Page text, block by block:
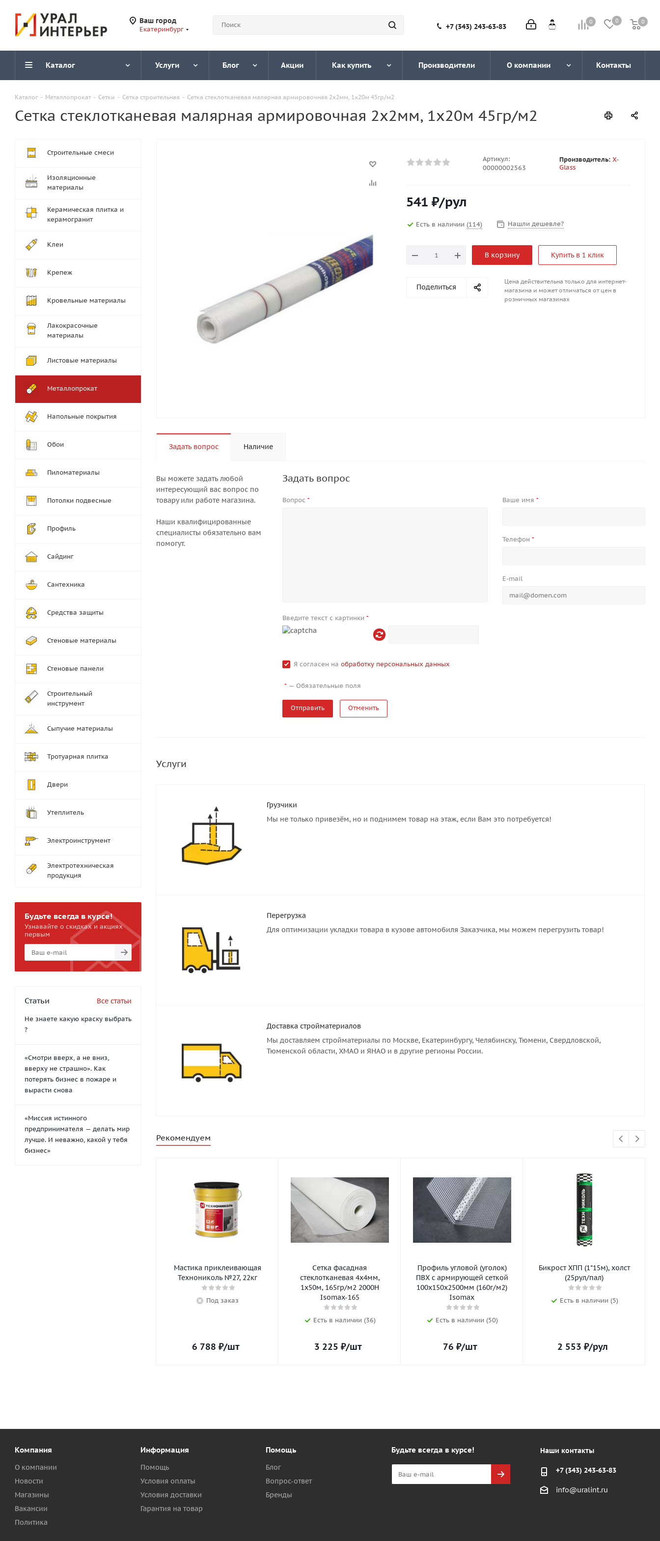
Ваш город
Екатеринбург
0 0 0
0
+7 (343) 243-63-83
Каталог Услуги Блог Акции Как купить Производители О компании Контакты
Каталог - Металлопрокат - Сетки - Сетка строительная - Сетка стеклотканевая малярная армировочная 2х2мм, 1х20м 45гр/м2
Сетка стеклотканевая малярная армировочная 2х2мм, 1х20м 45гр/м2
Артикул:
00000002563
Производитель: X-
Glass
541 ₽/рул
Есть в наличии (114) Нашли дешевле?
В корзину Купить в 1 клик
Поделиться
Цена действительна только для интернет-
магазина и может отличаться от цен в
розничных магазинах
Задать вопрос Наличие
Вы можете задать любой
интересующий вас вопрос по
товару или работе магазина.
Наши квалифицированные
специалисты обязательно вам
помогут.
Задать вопрос
Вопрос * Ваше имя*
Телефон*
E-mail
Введите текст с картинки *
Я согласен на обработку персональных данных
* — Обязательные поля
Отменить
Услуги
Грузчики
Мы не только привезём, но и поднимем товар на этаж, если Вам это потребуется!
Перегрузка
Для оптимизации укладки товара в кузове автомобиля Заказчика, мы можем перегрузить товар!
Доставка стройматериалов
Мы доставляем стройматериалы по Москве, Екатеринбургу, Челябинску, Тюмени, Свердловской,
Тюменской области, ХМАО и ЯНАО и в другие регионы России.
Рекомендуем
Мастика приклеивающая
Технониколь №27, 22кг
Под заказ
6 788 ₽/шт
Сетка фасадная
стеклотканевая 4х4мм,
1х50м, 165гр/м2 2000Н
Isomax-165
Есть в наличии (36)
3 225 ₽/шт
Профиль угловой (уголок)
ПВХ с армирующей сеткой
100х150х2500мм (160г/м2)
Isomax
Есть в наличии (50)
76 ₽/шт
Бикрост ХПП (1*15м), холст
(25рул/пал)
Есть в наличии (5)
2 553 ₽/рул
Строительные смеси
Изоляционные
материалы
Керамическая плитка и
керамогранит
Клеи
Крепеж
Кровельные материалы
Лакокрасочные
материалы
Листовые материалы
Металлопрокат
Напольные покрытия
Обои
Пиломатериалы
Потолки подвесные
Профиль
Сайдинг
Сантехника
Средства защиты
Стеновые материалы
Стеновые панели
Строительный
инструмент
Сыпучие материалы
Тротуарная плитка
Двери
Утеплитель
Электроинструмент
Электротехническая
продукция
Будьте всегда в курсе!
Узнавайте о скидках и акциях
первым
Статьи Все статьи
Не знаете какую краску выбрать
?
«Смотри вверх, а не вниз,
вверху не страшно». Как
потерять бизнес в пожаре и
вырасти снова
«Миссия истинного
предпринимателя — делать мир
лучше. И неважно, какой у тебя
бизнес»
Компания
О компании
Новости
Магазины
Вакансии
Политика
Информация
Помощь
Условия оплаты
Условия доставки
Гарантия на товар
Помощь
Блог
Вопрос-ответ
Бренды
Будьте всегда в курсе! Наши контакты
+7 (343) 243-63-83
info@uralint.ru